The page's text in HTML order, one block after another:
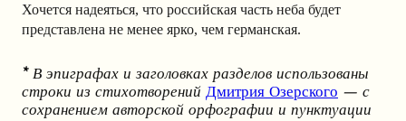
Хочется надеяться, что российская часть неба будет
представлена не менее ярко, чем германская.
*В эпиграфах и заголовках разделов использованы
строки из стихотворений Дмитрия Озерского — с
сохранением авторской орфографии и пунктуации